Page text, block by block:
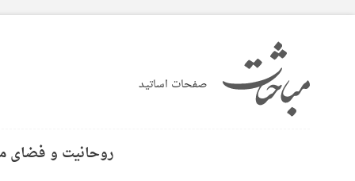
صفحات اساتید
روحانیت و فضای